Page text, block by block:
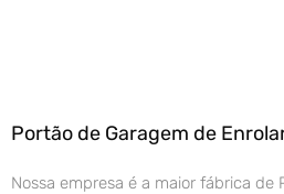
Portão de Garagem de
Nossa empresa é a maior fábrica de